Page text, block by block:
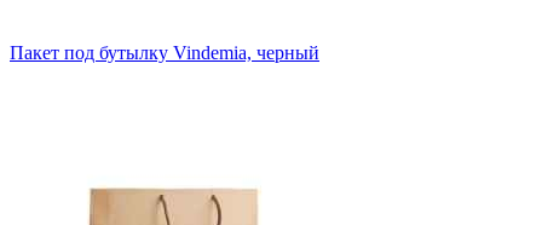
Пакет под бутылку Vindemia, черный